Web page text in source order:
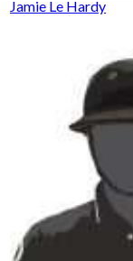
Jamie Le Hardy